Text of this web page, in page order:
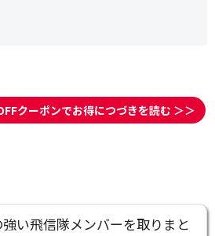
クーポンでお得につづきを読む ＞＞
強い飛信隊メンバーを取りまと